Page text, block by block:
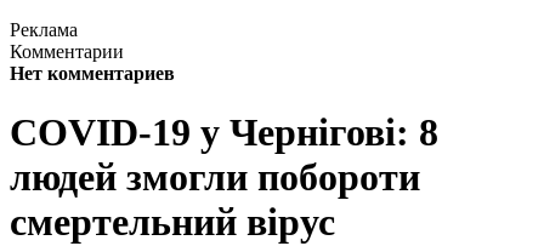
Реклама
Комментарии
Нет комментариев
COVID-19 у Чернігові: 8
людей змогли побороти
смертельний вірус